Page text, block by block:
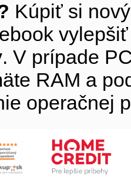
Kúpiť si
. V prípade
RAM a
operačnej